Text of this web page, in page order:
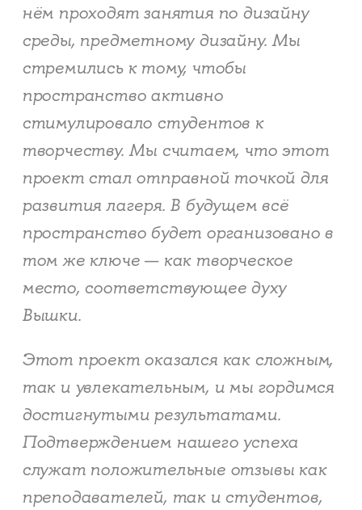
нём проходят занятия по дизайну
среды, предметному дизайну. Мы
стремились к тому, чтобы
пространство активно
стимулировало студентов к
творчеству. Мы считаем, что этот
проект стал отправной точкой для
развития лагеря. В будущем всё
пространство будет организовано в
том же ключе — как творческое
место, соответствующее духу
Вышки.
Этот проект оказался как сложным,
так и увлекательным, и мы гордимся
достигнутыми результатами.
Подтверждением нашего успеха
служат положительные отзывы как
преподавателей, так и студентов,